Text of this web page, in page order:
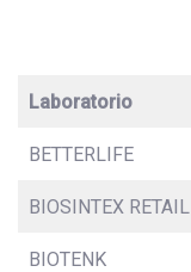
Laboratorio
BETTERLIFE
BIOSINTEX RETAIL
BIOTENK